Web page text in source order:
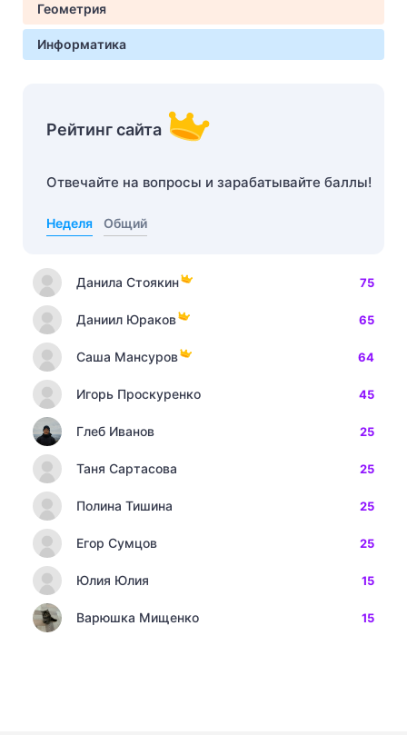
Геометрия
Информатика
Рейтинг сайта
Отвечайте на вопросы и зарабатывайте баллы!
Неделя Общий
Данила Стоякин 75
Даниил Юраков 65
Саша Мансуров 64
Игорь Проскуренко 45
Глеб Иванов 25
Таня Сартасова 25
Полина Тишина 25
Егор Сумцов 25
Юлия Юлия 15
Варюшка Мищенко 15